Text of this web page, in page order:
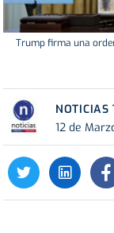
Trump firma una
NOTICIAS
12 de